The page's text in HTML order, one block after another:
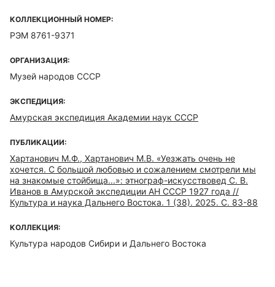
КОЛЛЕКЦИОННЫЙ НОМЕР:
РЭМ 8761-9371
ОРГАНИЗАЦИЯ:
Музей народов СССР
ЭКСПЕДИЦИЯ:
Амурская экспедиция Академии наук СССР
ПУБЛИКАЦИИ:
Хартанович М.Ф., Хартанович М.В. «Уезжать очень не
хочется. С большой любовью и сожалением смотрели мы
на знакомые стойбища...»: этнограф-искусствовед С. В.
Иванов в Амурской экспедиции АН СССР 1927 года //
Культура и наука Дальнего Востока. 1 (38). 2025. С. 83-88
КОЛЛЕКЦИЯ:
Культура народов Сибири и Дальнего Востока